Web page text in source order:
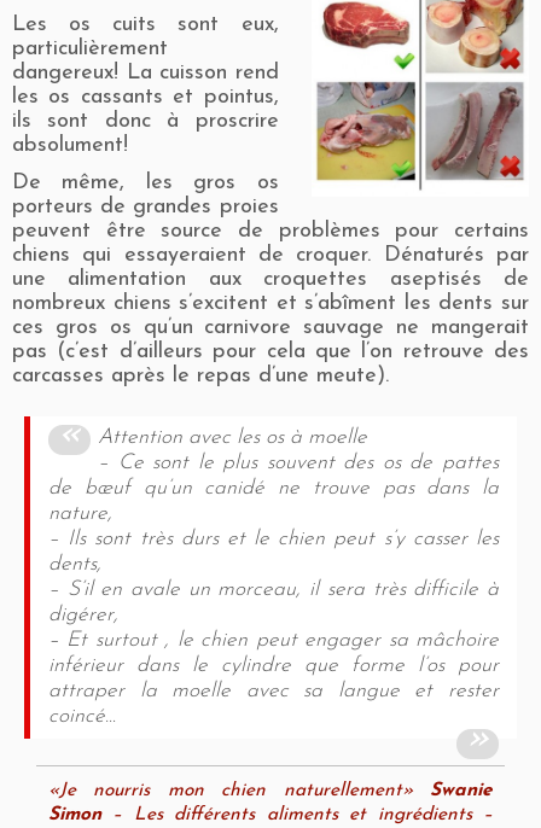
Les os cuits sont eux,
particulièrement
dangereux! La cuisson rend
les os cassants et pointus,
ils sont donc à proscrire
absolument!
De même, les gros os
porteurs de grandes proies
peuvent être source de problèmes pour certains
chiens qui essayeraient de croquer. Dénaturés par
une alimentation aux croquettes aseptisés de
nombreux chiens s’excitent et s’abîment les dents sur
ces gros os qu’un carnivore sauvage ne mangerait
pas (c’est d’ailleurs pour cela que l’on retrouve des
carcasses après le repas d’une meute).
Attention avec les os à moelle
– Ce sont le plus souvent des os de pattes
de bœuf qu’un canidé ne trouve pas dans la
nature,
– Ils sont très durs et le chien peut s’y casser les
dents,
– S’il en avale un morceau, il sera très difficile à
digérer,
– Et surtout , le chien peut engager sa mâchoire
inférieur dans le cylindre que forme l’os pour
attraper la moelle avec sa langue et rester
coincé…
«Je nourris mon chien naturellement»
Swanie
Simon– Les différents aliments et ingrédients –